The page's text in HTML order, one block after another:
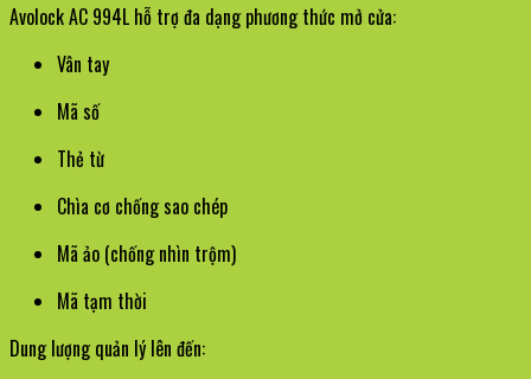
Avolock AC 994L hỗ trợ đa dạng phương thức mở cửa:
Vân tay
Mã số
Thẻ từ
Chìa cơ chống sao chép
Mã ảo (chống nhìn trộm)
Mã tạm thời
Dung lượng quản lý lên đến: